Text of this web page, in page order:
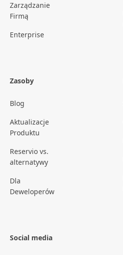
Zarządzanie
Firmą
Enterprise
Zasoby
Blog
Aktualizacje
Produktu
Reservio vs.
alternatywy
Dla
Deweloperów
Social media